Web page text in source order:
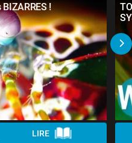
!
LIRE